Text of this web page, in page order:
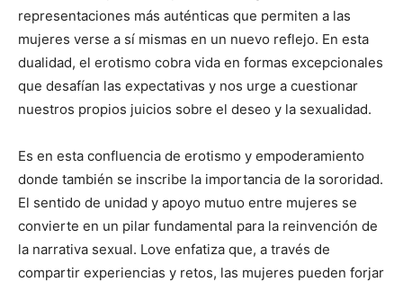
representaciones más auténticas que permiten a las
mujeres verse a sí mismas en un nuevo reflejo. En esta
dualidad, el erotismo cobra vida en formas excepcionales
que desafían las expectativas y nos urge a cuestionar
nuestros propios juicios sobre el deseo y la sexualidad.
Es en esta confluencia de erotismo y empoderamiento
donde también se inscribe la importancia de la sororidad.
El sentido de unidad y apoyo mutuo entre mujeres se
convierte en un pilar fundamental para la reinvención de
la narrativa sexual. Love enfatiza que, a través de
compartir experiencias y retos, las mujeres pueden forjar